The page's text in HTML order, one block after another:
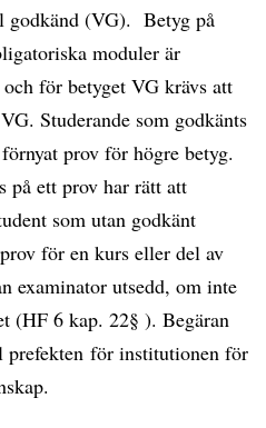
godkänd (VG). Betyg på
moduler är
för betyget VG krävs att
Studerande som godkänts
prov för högre betyg.
på ett prov har rätt att
som utan godkänt
för en kurs eller del av
examinator utsedd, om inte
(HF 6 kap. 22§ ). Begäran
för institutionen för